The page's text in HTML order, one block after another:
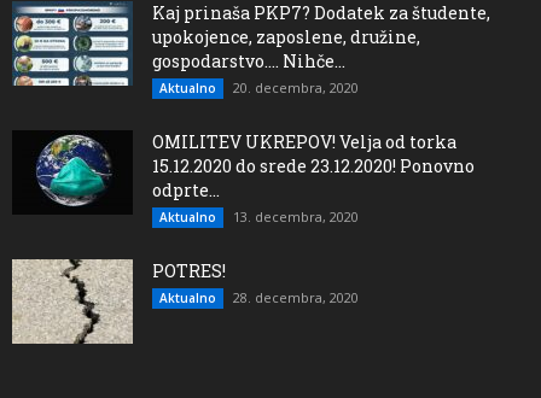
Kaj prinaša PKP7? Dodatek za študente,
upokojence, zaposlene, družine,
gospodarstvo…. Nihče...
Aktualno 20. decembra, 2020
OMILITEV UKREPOV! Velja od torka
15.12.2020 do srede 23.12.2020! Ponovno
odprte...
Aktualno 13. decembra, 2020
POTRES!
Aktualno 28. decembra, 2020